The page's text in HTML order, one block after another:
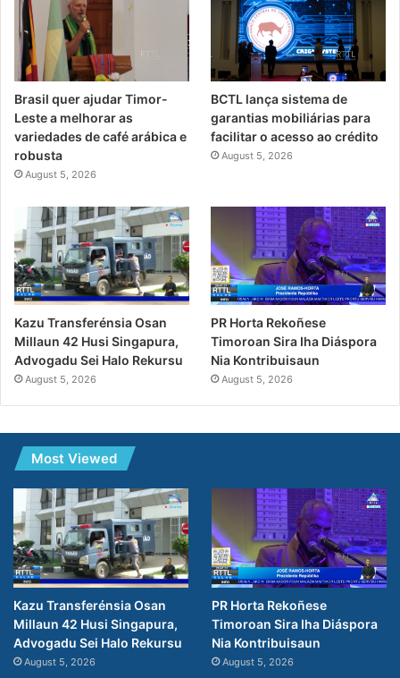
Brasil quer ajudar Timor-
Leste a melhorar as
variedades de café arábica e
robusta
August 5, 2026
BCTL lança sistema de
garantias mobiliárias para
facilitar o acesso ao crédito
August 5, 2026
Kazu Transferénsia Osan
Millaun 42 Husi Singapura,
Advogadu Sei Halo Rekursu
August 5, 2026
PR Horta Rekoñese
Timoroan Sira Iha Diáspora
Nia Kontribuisaun
August 5, 2026
Most Viewed
Kazu Transferénsia Osan
Millaun 42 Husi Singapura,
Advogadu Sei Halo Rekursu
August 5, 2026
PR Horta Rekoñese
Timoroan Sira Iha Diáspora
Nia Kontribuisaun
August 5, 2026